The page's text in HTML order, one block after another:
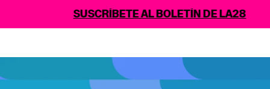
SUSCRÍBETE AL BOLETÍN DE LA28